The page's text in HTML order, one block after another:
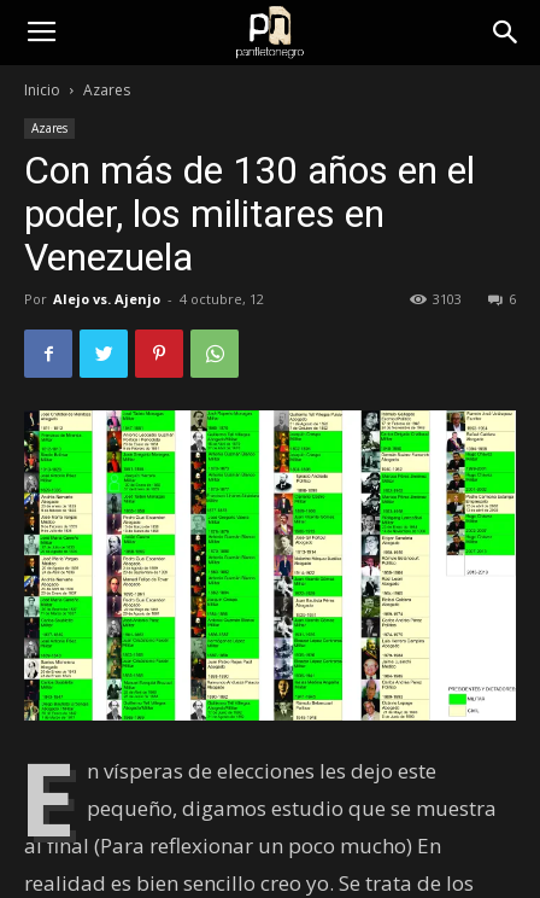
panfletonegro
Inicio Azares
Azares
Con más de 130 años en el
poder, los militares en
Venezuela
Por Alejo vs. Ajenjo - 4 octubre, 12 6
3103
E n vísperas de elecciones les dejo este
pequeño, digamos estudio que se muestra
al final (Para reflexionar un poco mucho) En
realidad es bien sencillo creo yo. Se trata de los